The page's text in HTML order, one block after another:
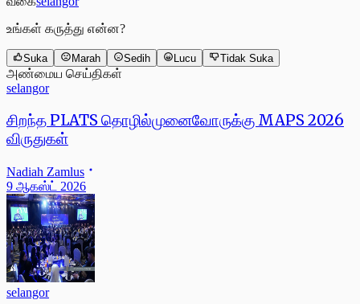
உங்கள் கருத்து என்ன?
Suka Marah Sedih Lucu Tidak Suka
அண்மைய செய்திகள்
selangor
சிறந்த PLATS தொழில்முனைவோருக்கு MAPS 2026
விருதுகள்
Nadiah Zamlus
9 ஆகஸ்ட் 2026
selangor